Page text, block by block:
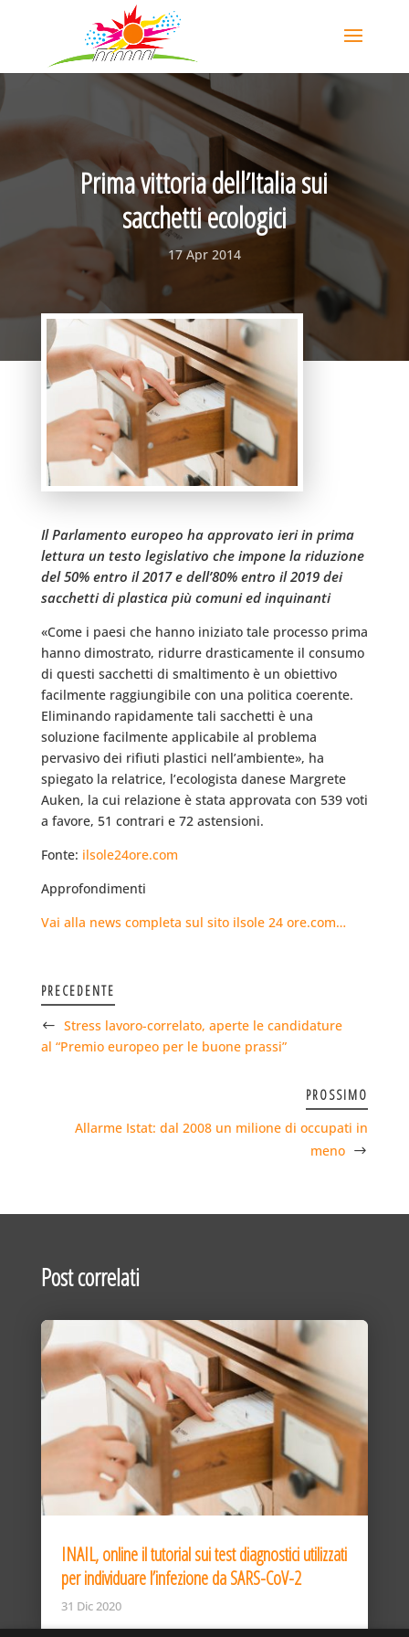
Prima vittoria dell’Italia sui
sacchetti ecologici
17 Apr 2014
Il Parlamento europeo ha approvato ieri in prima
lettura un testo legislativo che impone la riduzione
del 50% entro il 2017 e dell’80% entro il 2019 dei
sacchetti di plastica più comuni ed inquinanti
«Come i paesi che hanno iniziato tale processo prima
hanno dimostrato, ridurre drasticamente il consumo
di questi sacchetti di smaltimento è un obiettivo
facilmente raggiungibile con una politica coerente.
Eliminando rapidamente tali sacchetti è una
soluzione facilmente applicabile al problema
pervasivo dei rifiuti plastici nell’ambiente», ha
spiegato la relatrice, l’ecologista danese Margrete
Auken, la cui relazione è stata approvata con 539 voti
a favore, 51 contrari e 72 astensioni.
Fonte: ilsole24ore.com
Approfondimenti
Vai alla news completa sul sito ilsole 24 ore.com…
PRECEDENTE
Stress lavoro-correlato, aperte le candidature
al “Premio europeo per le buone prassi”
PROSSIMO
Allarme Istat: dal 2008 un milione di occupati in
meno
Post correlati
INAIL, online il tutorial sui test diagnostici utilizzati
per individuare l’infezione da SARS-CoV-2
31 Dic 2020